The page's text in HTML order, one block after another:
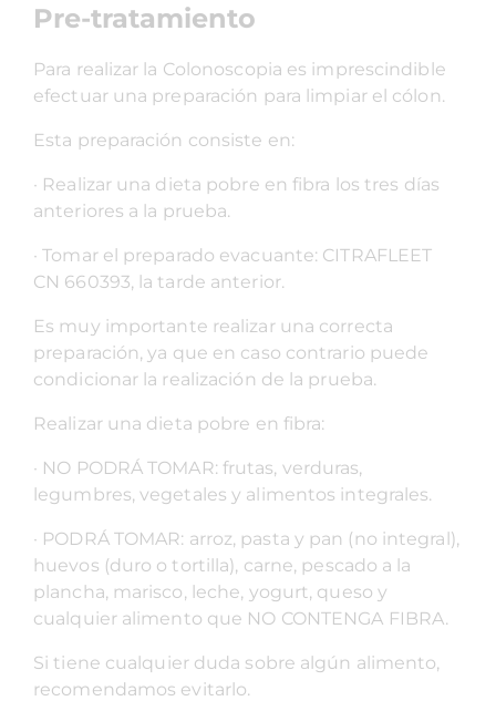
Pre-tratamiento
Para realizar la Colonoscopia es imprescindible
efectuar una preparación para limpiar el cólon.
Esta preparación consiste en:
· Realizar una dieta pobre en fibra los tres días
anteriores a la prueba.
· Tomar el preparado evacuante: CITRAFLEET
CN 660393, la tarde anterior.
Es muy importante realizar una correcta
preparación, ya que en caso contrario puede
condicionar la realización de la prueba.
Realizar una dieta pobre en fibra:
· NO PODRÁ TOMAR: frutas, verduras,
legumbres, vegetales y alimentos integrales.
· PODRÁ TOMAR: arroz, pasta y pan (no integral),
huevos (duro o tortilla), carne, pescado a la
plancha, marisco, leche, yogurt, queso y
cualquier alimento que NO CONTENGA FIBRA.
Si tiene cualquier duda sobre algún alimento,
recomendamos evitarlo.